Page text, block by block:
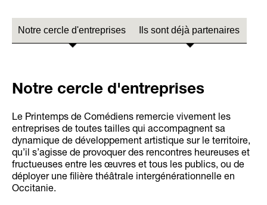
Notre cercle d'entreprises Ils sont déjà partenaires
Notre cercle d'entreprises
Le Printemps de Comédiens remercie vivement les
entreprises de toutes tailles qui accompagnent sa
dynamique de développement artistique sur le territoire,
qu’il s’agisse de provoquer des rencontres heureuses et
fructueuses entre les œuvres et tous les publics, ou de
déployer une filière théâtrale intergénérationnelle en
Occitanie.